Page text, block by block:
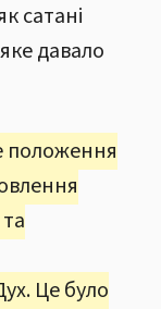
сатані
давало
положення
Це було